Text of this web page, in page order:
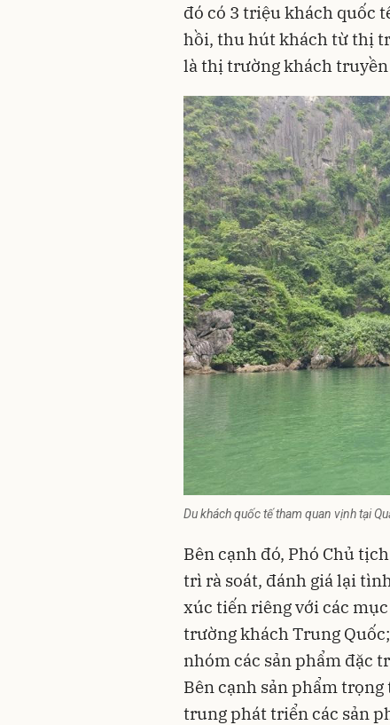
đó có 3 triệu khách quốc
hồi, thu hút khách từ thị
là thị trường khách
Du khách quốc tế tham quan vịnh tại
Bên cạnh đó, Phó Chủ
trì rà soát, đánh giá lại
xúc tiến riêng với các
trường khách Trung
nhóm các sản phẩm đặc
Bên cạnh sản phẩm
trung phát triển các sản